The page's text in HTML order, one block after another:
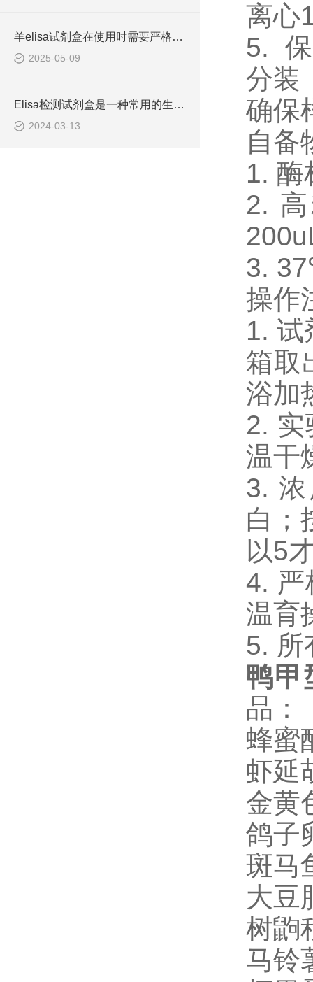
羊elisa试剂盒在使用时需要严格遵守流程
2025-05-09
Elisa检测试剂盒是一种常用的生物化学分析技术
2024-03-13
离心
5. 保
分装
确保
自备
1. 酶
2.
3.
操作
1.
箱取
浴加
2.
温干
3.
白；
以5
4. 严
温育
5. 所
鸭甲
品：
蜂蜜
虾延
金黄
鸽子
斑马
大豆
树鼩
马铃